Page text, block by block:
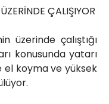
ÇALIŞIYOR
üzerinde çalıştığı
konusunda yatarı
el koyma ve yüksek